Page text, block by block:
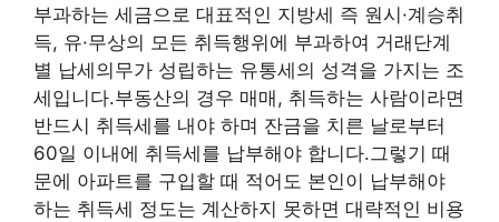
부과하는 세금으로 대표적인 지방세 즉 원시·계승취
득, 유·무상의 모든 취득행위에 부과하여 거래단계
별 납세의무가 성립하는 유통세의 성격을 가지는 조
세입니다.부동산의 경우 매매, 취득하는 사람이라면
반드시 취득세를 내야 하며 잔금을 치른 날로부터
60일 이내에 취득세를 납부해야 합니다.그렇기 때
문에 아파트를 구입할 때 적어도 본인이 납부해야
하는 취득세 정도는 계산하지 못하면 대략적인 비용